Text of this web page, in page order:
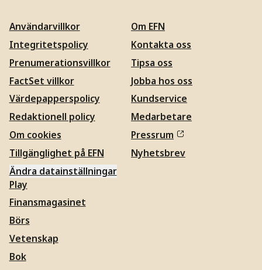
Användarvillkor
Integritetspolicy
Prenumerationsvillkor
FactSet villkor
Värdepapperspolicy
Redaktionell policy
Om cookies
Tillgänglighet på EFN
Ändra datainställningar
Om EFN
Kontakta oss
Tipsa oss
Jobba hos oss
Kundservice
Medarbetare
Pressrum
Nyhetsbrev
Play
Finansmagasinet
Börs
Vetenskap
Bok